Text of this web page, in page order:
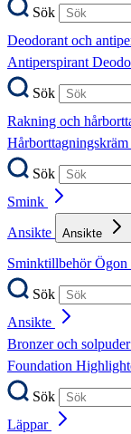
Sök
Deodorant och
Antiperspirant
Sök
Rakning och
Sök
Smink
Ansikte
Ansikte
SminktillbehörÖgon
Sök
Ansikte
Bronzer och solpuder
Foundation
Sök
Läppar